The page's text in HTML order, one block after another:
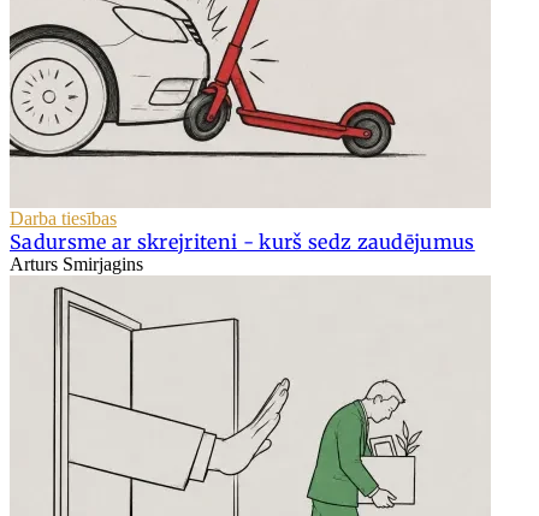
Darba tiesības
Sadursme ar skrejriteni - kurš sedz zaudējumus
Arturs Smirjagins